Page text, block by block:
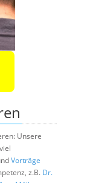
Unsere
Vorträge
z.B. Dr.